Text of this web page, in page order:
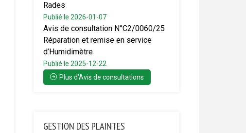
Rades
Publié le 2026-01-07
Avis de consultation N°C2/0060/25
Réparation et remise en service
d’Humidimètre
Publié le 2025-12-22
Plus d’Avis de consultations
GESTION DES PLAINTES